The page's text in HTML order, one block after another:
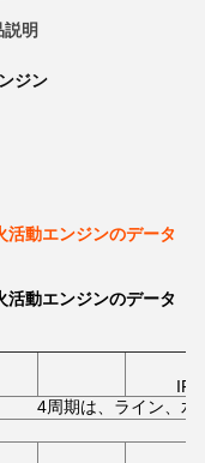
説明
ジン
動エンジンのデータ
動エンジンのデータ
4周期は、ライン、水